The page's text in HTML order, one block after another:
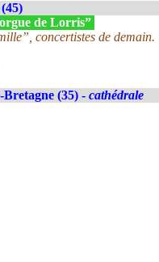
de Lorris”
concertistes de demain.
Bretagne (35) - cathédrale